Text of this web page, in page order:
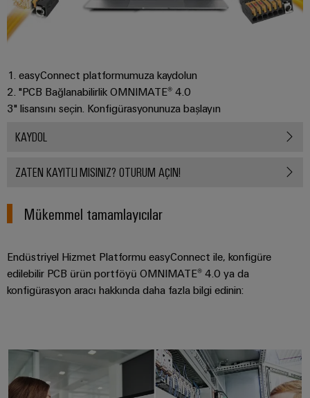
Montaja
hazır
Değiştirilmiş
monte
Özel
kablo
Ürün
inovasyonları
1. easyConnect platformumuza kaydolun
2. "PCB Bağlanabilirlik OMNIMATE® 4.0
3" lisansını seçin. Konfigürasyonunuza başlayın
KAYDOL
ZATEN KAYITLI MISINIZ? OTURUM AÇIN!
Mükemmel tamamlayıcılar
Endüstriyel Hizmet Platformu easyConnect ile, konfigüre
edilebilir PCB ürün portföyü OMNIMATE® 4.0 ya da
konfigürasyon aracı hakkında daha fazla bilgi edinin:
*OMNIMATE® 4.0* baskılı